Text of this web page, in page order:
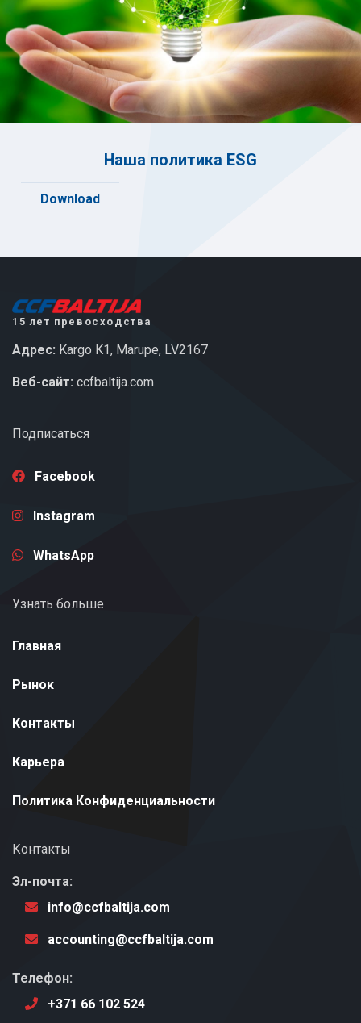
Наша политика ESG
Download
15 лет превосходства
Адрес: Kargo K1, Marupe, LV2167
Веб-сайт: ccfbaltija.com
Подписаться
Facebook
Instagram
WhatsApp
Узнать больше
Главная
Рынок
Контакты
Карьера
Политика Конфиденциальности
Контакты
Эл-почта:
info@ccfbaltija.com
accounting@ccfbaltija.com
Телефон:
+371 66 102 524